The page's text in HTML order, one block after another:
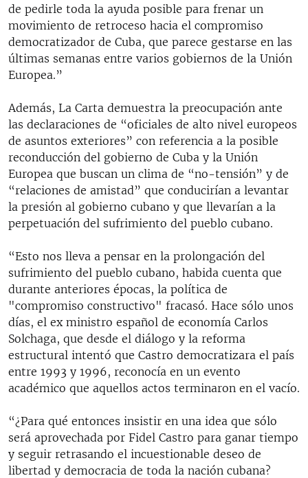
DESINFORMACIÓN RUSA EN AMÉRICA LATINA
LA INVASIÓN DE RUSIA A UCRANIA
de pedirle toda la ayuda posible para frenar un
movimiento de retroceso hacia el compromiso
democratizador de Cuba, que parece gestarse en las
últimas semanas entre varios gobiernos de la Unión
Europea.”
Además, La Carta demuestra la preocupación ante
las declaraciones de “oficiales de alto nivel europeos
de asuntos exteriores” con referencia a la posible
reconducción del gobierno de Cuba y la Unión
Europea que buscan un clima de “no-tensión” y de
“relaciones de amistad” que conducirían a levantar
la presión al gobierno cubano y que llevarían a la
perpetuación del sufrimiento del pueblo cubano.
“Esto nos lleva a pensar en la prolongación del
sufrimiento del pueblo cubano, habida cuenta que
durante anteriores épocas, la política de
"compromiso constructivo" fracasó. Hace sólo unos
días, el ex ministro español de economía Carlos
Solchaga, que desde el diálogo y la reforma
estructural intentó que Castro democratizara el país
entre 1993 y 1996, reconocía en un evento
académico que aquellos actos terminaron en el vacío.
“¿Para qué entonces insistir en una idea que sólo
será aprovechada por Fidel Castro para ganar tiempo
y seguir retrasando el incuestionable deseo de
libertad y democracia de toda la nación cubana?